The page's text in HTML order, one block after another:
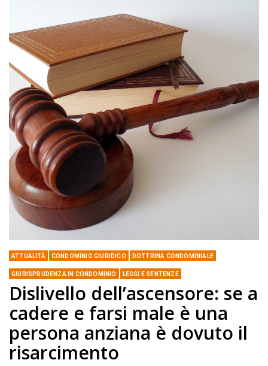
ATTUALITÀ CONDOMINIO GIURIDICO DOTTRINA CONDOMINIALE
GIURISPRUDENZA IN CONDOMINIO LEGGI E SENTENZE
Dislivello dell’ascensore: se a
cadere e farsi male è una
persona anziana è dovuto il
risarcimento